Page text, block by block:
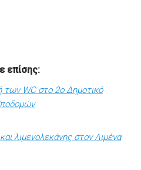
επίσης:
των WC στο 2ο Δημοτικό
λιμενολεκάνης στον Λιμένα